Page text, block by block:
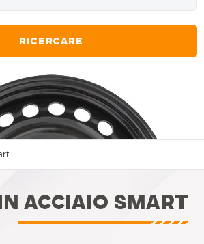
RICERCARE
ACCIAIO SMART